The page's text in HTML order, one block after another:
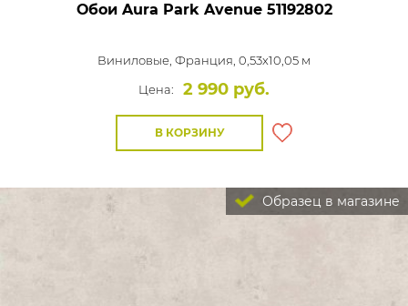
Обои Aura Park Avenue51192802
Виниловые, Франция, 0,53x10,05 м
Цена:
2 990 руб.
В КОРЗИНУ
Образец в магазине